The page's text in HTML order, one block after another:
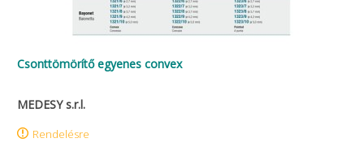
Csonttömörítő egyenes convex
MEDESY s.r.l.
Rendelésre